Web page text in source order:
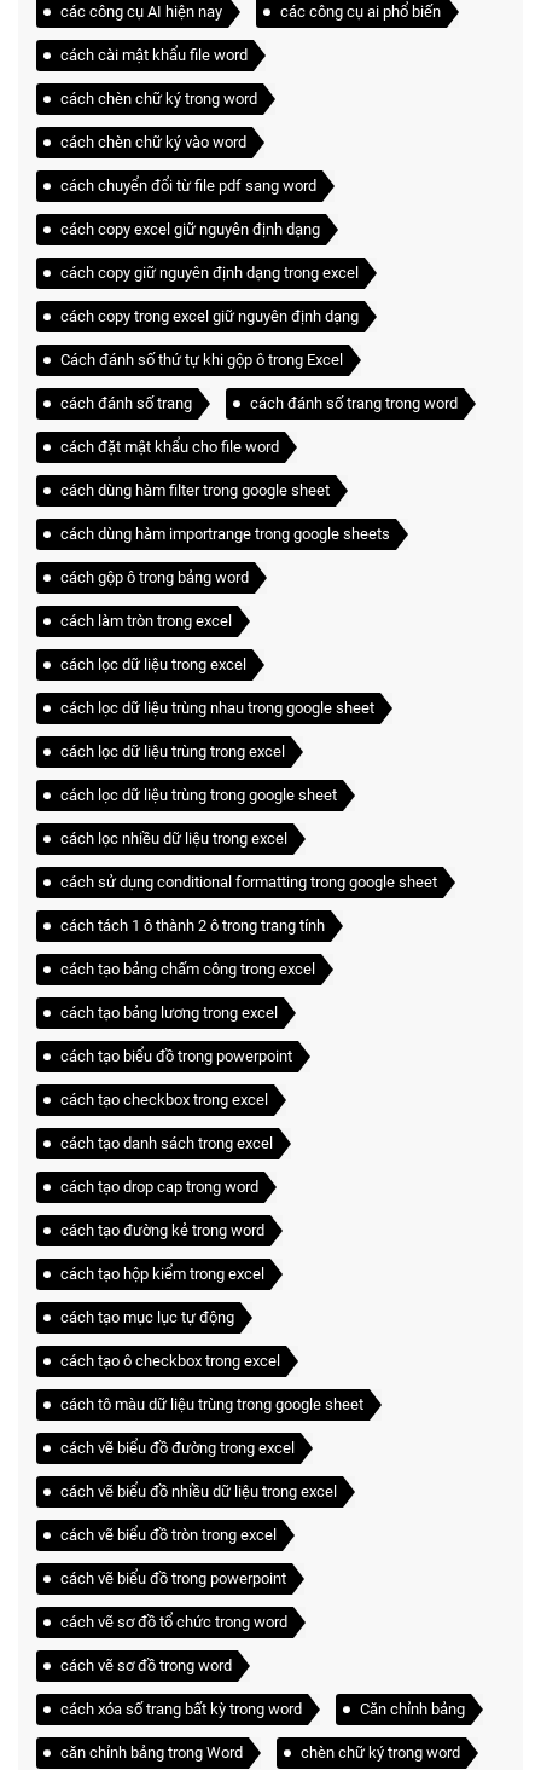
các công cụ AI hiện nay các công cụ ai phổ biến
cách cài mật khẩu file word
cách chèn chữ ký trong word
cách chèn chữ ký vào word
cách chuyển đổi từ file pdf sang word
cách copy excel giữ nguyên định dạng
cách copy giữ nguyên định dạng trong excel
cách copy trong excel giữ nguyên định dạng
Cách đánh số thứ tự khi gộp ô trong Excel
cách đánh số trang cách đánh số trang trong word
cách đặt mật khẩu cho file word
cách dùng hàm filter trong google sheet
cách dùng hàm importrange trong google sheets
cách gộp ô trong bảng word
cách làm tròn trong excel
cách lọc dữ liệu trong excel
cách lọc dữ liệu trùng nhau trong google sheet
cách lọc dữ liệu trùng trong excel
cách lọc dữ liệu trùng trong google sheet
cách lọc nhiều dữ liệu trong excel
cách sử dụng conditional formatting trong google sheet
cách tách 1 ô thành 2 ô trong trang tính
cách tạo bảng chấm công trong excel
cách tạo bảng lương trong excel
cách tạo biểu đồ trong powerpoint
cách tạo checkbox trong excel
cách tạo danh sách trong excel
cách tạo drop cap trong word
cách tạo đường kẻ trong word
cách tạo hộp kiểm trong excel
cách tạo mục lục tự động
cách tạo ô checkbox trong excel
cách tô màu dữ liệu trùng trong google sheet
cách vẽ biểu đồ đường trong excel
cách vẽ biểu đồ nhiều dữ liệu trong excel
cách vẽ biểu đồ tròn trong excel
cách vẽ biểu đồ trong powerpoint
cách vẽ sơ đồ tổ chức trong word
cách vẽ sơ đồ trong word
cách xóa số trang bất kỳ trong word Căn chỉnh bảng
căn chỉnh bảng trong Word chèn chữ ký trong word